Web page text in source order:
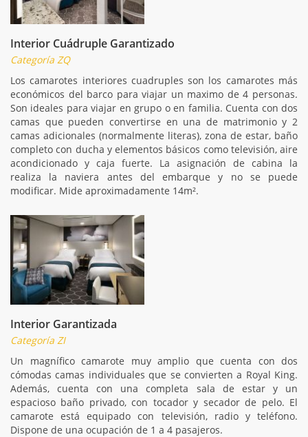
Interior Cuádruple Garantizado
Categoría ZQ
Los camarotes interiores cuadruples son los camarotes más
económicos del barco para viajar un maximo de 4 personas.
Son ideales para viajar en grupo o en familia. Cuenta con dos
camas que pueden convertirse en una de matrimonio y 2
camas adicionales (normalmente literas), zona de estar, baño
completo con ducha y elementos básicos como televisión, aire
acondicionado y caja fuerte. La asignación de cabina la
realiza la naviera antes del embarque y no se puede
modificar. Mide aproximadamente 14m².
Interior Garantizada
Categoría ZI
Un magnífico camarote muy amplio que cuenta con dos
cómodas camas individuales que se convierten a Royal King.
Además, cuenta con una completa sala de estar y un
espacioso baño privado, con tocador y secador de pelo. El
camarote está equipado con televisión, radio y teléfono.
Dispone de una ocupación de 1 a 4 pasajeros.